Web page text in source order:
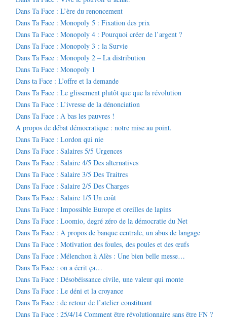
Dans Ta Face : L’ère du renoncement
Dans Ta Face : Monopoly 5 : Fixation des prix
Dans Ta Face : Monopoly 4 : Pourquoi créer de l’argent ?
Dans Ta Face : Monopoly 3 : la Survie
Dans Ta Face : Monopoly 2 – La distribution
Dans Ta Face : Monopoly 1
Dans ta Face : L’offre et la demande
Dans Ta Face : Le glissement plutôt que que la révolution
Dans Ta Face : L’ivresse de la dénonciation
Dans Ta Face : A bas les pauvres !
A propos de débat démocratique : notre mise au point.
Dans Ta Face : Lordon qui nie
Dans Ta Face : Salaires 5/5 Urgences
Dans Ta Face : Salaire 4/5 Des alternatives
Dans Ta Face : Salaire 3/5 Des Traitres
Dans Ta Face : Salaire 2/5 Des Charges
Dans Ta Face : Salaire 1/5 Un coût
Dans Ta Face : Impossible Europe et oreilles de lapins
Dans Ta Face : Loomio, degré zéro de la démocratie du Net
Dans Ta Face : A propos de banque centrale, un abus de langage
Dans Ta Face : Motivation des foules, des poules et des œufs
Dans Ta Face : Mélenchon à Alès : Une bien belle messe…
Dans Ta Face : on a écrit ça…
Dans Ta Face : Désobéissance civile, une valeur qui monte
Dans Ta Face : Le déni et la croyance
Dans Ta Face : de retour de l’atelier constituant
Dans Ta Face : 25/4/14 Comment être révolutionnaire sans être FN ?